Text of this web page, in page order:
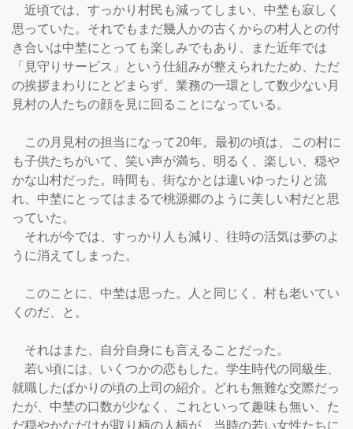
近頃では、すっかり村民も減ってしまい、中埜も寂しく
思っていた。それでもまだ幾人かの古くからの村人との付
き合いは中埜にとっても楽しみでもあり、また近年では
「見守りサービス」という仕組みが整えられたため、ただ
の挨拶まわりにとどまらず、業務の一環として数少ない月
見村の人たちの顔を見に回ることになっている。
この月見村の担当になって20年。最初の頃は、この村に
も子供たちがいて、笑い声が満ち、明るく、楽しい、穏や
かな山村だった。時間も、街なかとは違いゆったりと流
れ、中埜にとってはまるで桃源郷のように美しい村だと思
っていた。
それが今では、すっかり人も減り、往時の活気は夢のよ
うに消えてしまった。
このことに、中埜は思った。人と同じく、村も老いてい
くのだ、と。
それはまた、自分自身にも言えることだった。
若い頃には、いくつかの恋もした。学生時代の同級生、
就職したばかりの頃の上司の紹介。どれも無難な交際だっ
たが、中埜の口数が少なく、これといって趣味も無い、た
だ穏やかなだけが取り柄の人柄が、当時の若い女性たちに